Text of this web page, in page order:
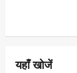
यहाँ खोजें